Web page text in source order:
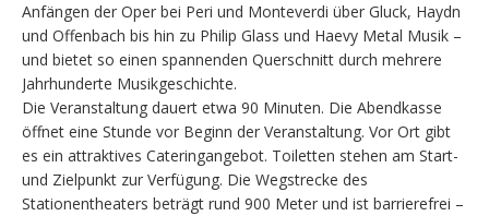
Anfängen der Oper bei Peri und Monteverdi über Gluck, Haydn
und Offenbach bis hin zu Philip Glass und Haevy Metal Musik –
und bietet so einen spannenden Querschnitt durch mehrere
Jahrhunderte Musikgeschichte.
Die Veranstaltung dauert etwa 90 Minuten. Die Abendkasse
öffnet eine Stunde vor Beginn der Veranstaltung. Vor Ort gibt
es ein attraktives Cateringangebot. Toiletten stehen am Start-
und Zielpunkt zur Verfügung. Die Wegstrecke des
Stationentheaters beträgt rund 900 Meter und ist barrierefrei –